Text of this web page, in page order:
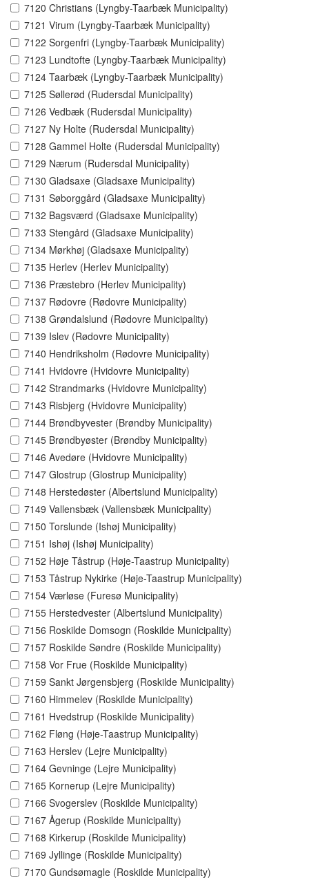
7120 Christians (Lyngby-Taarbæk Municipality)
7121 Virum (Lyngby-Taarbæk Municipality)
7122 Sorgenfri (Lyngby-Taarbæk Municipality)
7123 Lundtofte (Lyngby-Taarbæk Municipality)
7124 Taarbæk (Lyngby-Taarbæk Municipality)
7125 Søllerød (Rudersdal Municipality)
7126 Vedbæk (Rudersdal Municipality)
7127 Ny Holte (Rudersdal Municipality)
7128 Gammel Holte (Rudersdal Municipality)
7129 Nærum (Rudersdal Municipality)
7130 Gladsaxe (Gladsaxe Municipality)
7131 Søborggård (Gladsaxe Municipality)
7132 Bagsværd (Gladsaxe Municipality)
7133 Stengård (Gladsaxe Municipality)
7134 Mørkhøj (Gladsaxe Municipality)
7135 Herlev (Herlev Municipality)
7136 Præstebro (Herlev Municipality)
7137 Rødovre (Rødovre Municipality)
7138 Grøndalslund (Rødovre Municipality)
7139 Islev (Rødovre Municipality)
7140 Hendriksholm (Rødovre Municipality)
7141 Hvidovre (Hvidovre Municipality)
7142 Strandmarks (Hvidovre Municipality)
7143 Risbjerg (Hvidovre Municipality)
7144 Brøndbyvester (Brøndby Municipality)
7145 Brøndbyøster (Brøndby Municipality)
7146 Avedøre (Hvidovre Municipality)
7147 Glostrup (Glostrup Municipality)
7148 Herstedøster (Albertslund Municipality)
7149 Vallensbæk (Vallensbæk Municipality)
7150 Torslunde (Ishøj Municipality)
7151 Ishøj (Ishøj Municipality)
7152 Høje Tåstrup (Høje-Taastrup Municipality)
7153 Tåstrup Nykirke (Høje-Taastrup Municipality)
7154 Værløse (Furesø Municipality)
7155 Herstedvester (Albertslund Municipality)
7156 Roskilde Domsogn (Roskilde Municipality)
7157 Roskilde Søndre (Roskilde Municipality)
7158 Vor Frue (Roskilde Municipality)
7159 Sankt Jørgensbjerg (Roskilde Municipality)
7160 Himmelev (Roskilde Municipality)
7161 Hvedstrup (Roskilde Municipality)
7162 Fløng (Høje-Taastrup Municipality)
7163 Herslev (Lejre Municipality)
7164 Gevninge (Lejre Municipality)
7165 Kornerup (Lejre Municipality)
7166 Svogerslev (Roskilde Municipality)
7167 Ågerup (Roskilde Municipality)
7168 Kirkerup (Roskilde Municipality)
7169 Jyllinge (Roskilde Municipality)
7170 Gundsømagle (Roskilde Municipality)